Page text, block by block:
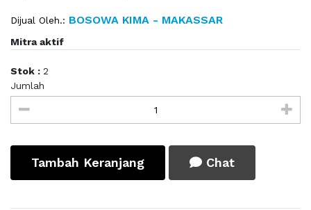
Dijual Oleh.: BOSOWA KIMA - MAKASSAR
Mitra aktif
Stok : 2
Jumlah
Tambah Keranjang Chat